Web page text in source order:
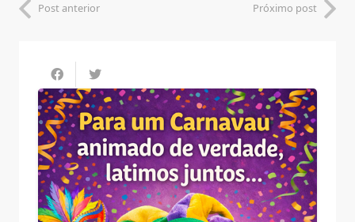
Post anterior Próximo post